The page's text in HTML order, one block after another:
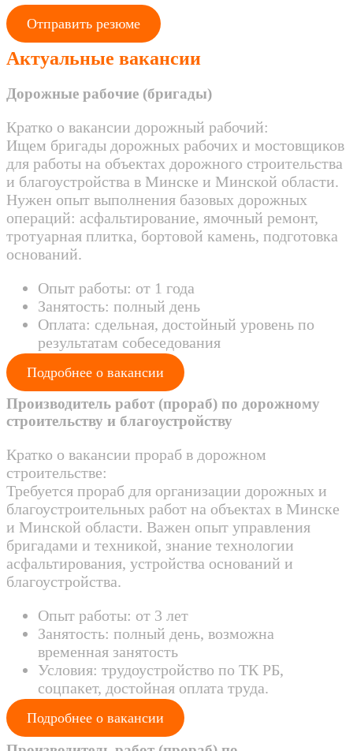
Отправить резюме
Актуальные вакансии
Дорожные рабочие (бригады)
Кратко о вакансии дорожный рабочий:
Ищем бригады дорожных рабочих и мостовщиков
для работы на объектах дорожного строительства
и благоустройства в Минске и Минской области.
Нужен опыт выполнения базовых дорожных
операций: асфальтирование, ямочный ремонт,
тротуарная плитка, бортовой камень, подготовка
оснований.
Опыт работы: от 1 года
Занятость: полный день
Оплата: сдельная, достойный уровень по
результатам собеседования
Подробнее о вакансии
Производитель работ (прораб) по дорожному
строительству и благоустройству
Кратко о вакансии прораб в дорожном
строительстве:
Требуется прораб для организации дорожных и
благоустроительных работ на объектах в Минске
и Минской области. Важен опыт управления
бригадами и техникой, знание технологии
асфальтирования, устройства оснований и
благоустройства.
Опыт работы: от 3 лет
Занятость: полный день, возможна
временная занятость
Условия: трудоустройство по ТК РБ,
соцпакет, достойная оплата труда.
Подробнее о вакансии